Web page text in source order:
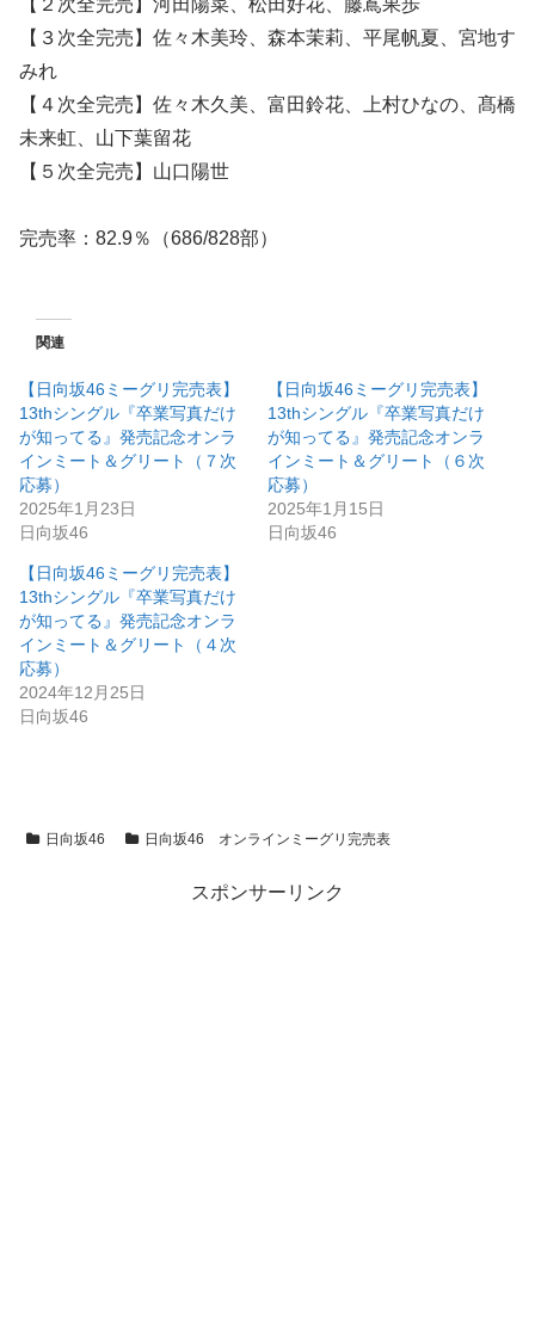
【３次全完売】佐々木美玲、森本茉莉、平尾帆夏、宮地す
みれ
【４次全完売】佐々木久美、富田鈴花、上村ひなの、髙橋
未来虹、山下葉留花
【５次全完売】山口陽世
完売率：82.9％（686/828部）
関連
【日向坂46ミーグリ完売表】
13thシングル『卒業写真だけ
が知ってる』発売記念オンラ
インミート＆グリート（７次
応募）
2025年1月23日
日向坂46
【日向坂46ミーグリ完売表】
13thシングル『卒業写真だけ
が知ってる』発売記念オンラ
インミート＆グリート（６次
応募）
2025年1月15日
日向坂46
【日向坂46ミーグリ完売表】
13thシングル『卒業写真だけ
が知ってる』発売記念オンラ
インミート＆グリート（４次
応募）
2024年12月25日
日向坂46
日向坂46 日向坂46 オンラインミーグリ完売表
スポンサーリンク